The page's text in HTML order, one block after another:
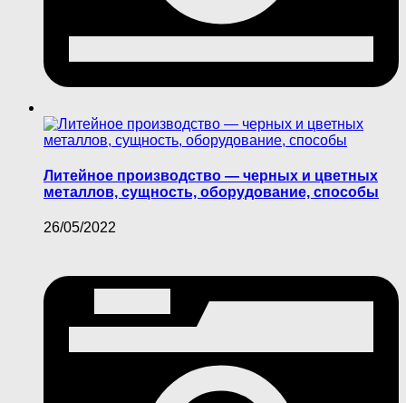
Литейное производство — черных и цветных
металлов, сущность, оборудование, способы
26/05/2022